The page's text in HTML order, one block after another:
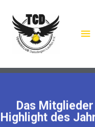
Das Mitglieder
Highlight des